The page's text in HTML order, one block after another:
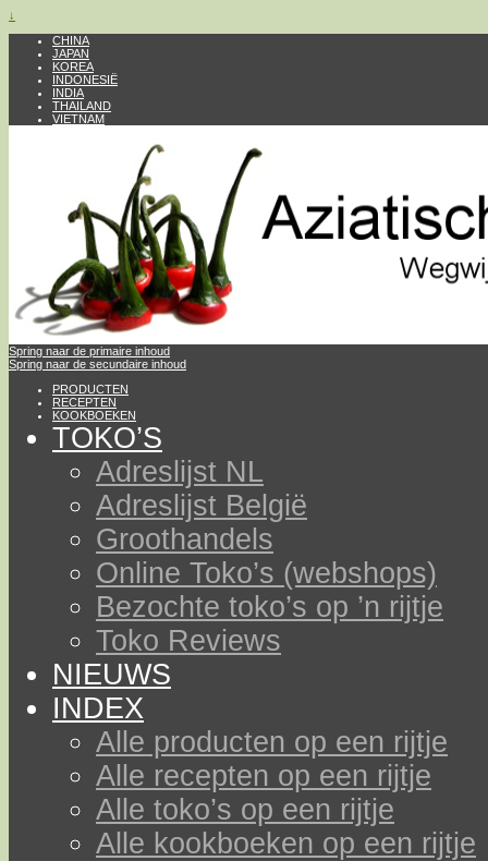
↓
CHINA
JAPAN
KOREA
INDONESIË
INDIA
THAILAND
VIETNAM
Spring naar de primaire inhoud
Spring naar de secundaire inhoud
PRODUCTEN
RECEPTEN
KOOKBOEKEN
TOKO’S
Adreslijst NL
Adreslijst België
Groothandels
Online Toko’s (webshops)
Bezochte toko’s op ’n rijtje
Toko Reviews
NIEUWS
INDEX
Alle producten op een rijtje
Alle recepten op een rijtje
Alle toko’s op een rijtje
Alle kookboeken op een rijtje